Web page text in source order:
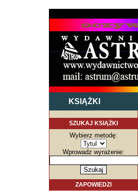
KSIĄŻKI
SZUKAJ KSIĄŻKI
Wybierz metodę:
Wprowadz wyrażenie:
ZAPOWIEDZI